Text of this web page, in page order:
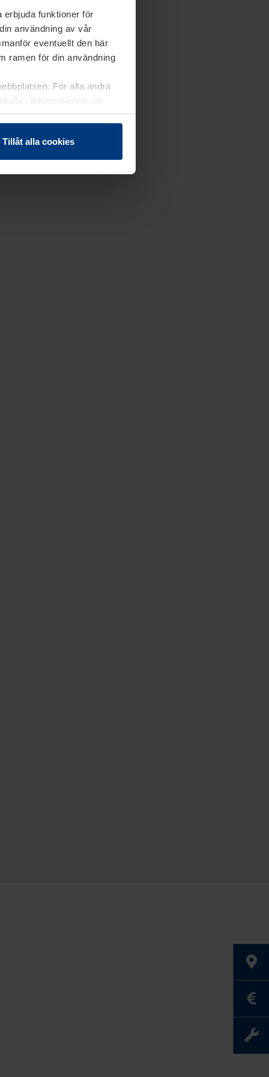
erbjuda funktioner för
användning av vår
eventuellt den här
ramen för din användning
För alla andra
i informationen om
Tillåt alla cookies